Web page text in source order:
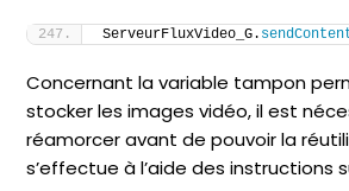
ServeurFluxVideo_G.
Concernant la variable tampon
stocker les images vidéo, il est
réamorcer avant de pouvoir la
s’effectue à l’aide des instructions